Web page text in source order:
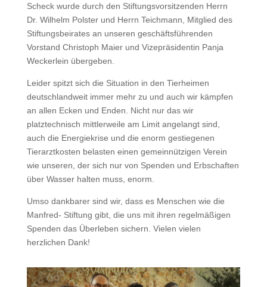
Scheck wurde durch den Stiftungsvorsitzenden Herrn
Dr. Wilhelm Polster und Herrn Teichmann, Mitglied des
Stiftungsbeirates an unseren geschäftsführenden
Vorstand Christoph Maier und Vizepräsidentin Panja
Weckerlein übergeben.
Leider spitzt sich die Situation in den Tierheimen
deutschlandweit immer mehr zu und auch wir kämpfen
an allen Ecken und Enden. Nicht nur das wir
platztechnisch mittlerweile am Limit angelangt sind,
auch die Energiekrise und die enorm gestiegenen
Tierarztkosten belasten einen gemeinnützigen Verein
wie unseren, der sich nur von Spenden und Erbschaften
über Wasser halten muss, enorm.
Umso dankbarer sind wir, dass es Menschen wie die
Manfred- Stiftung gibt, die uns mit ihren regelmäßigen
Spenden das Überleben sichern. Vielen vielen
herzlichen Dank!